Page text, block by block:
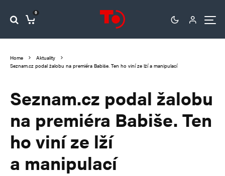
0
Home
Aktuality
Seznam.cz podal žalobu na premiéra Babiše. Ten ho viní ze lží a manipulací
Seznam.cz podal žalobu
na premiéra Babiše. Ten
ho viní ze lží
a manipulací